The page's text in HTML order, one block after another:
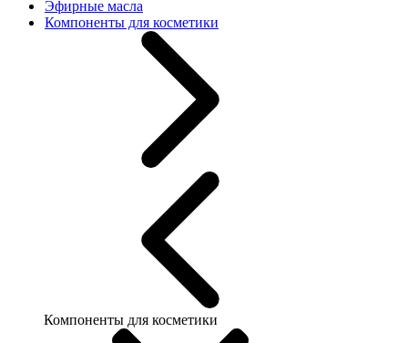
Эфирные масла
Компоненты для косметики
Компоненты для косметики